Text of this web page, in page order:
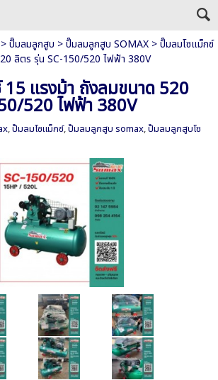
>ปั๊มลมลูกสูบ >ปั๊มลมลูกสูบ SOMAX>ปั๊มลมโซแม็กซ์
ลิตร รุ่น SC-150/520 ไฟฟ้า 380V
แรงม้า ถังลมขนาด 520
520 ไฟฟ้า 380V
,ปั๊มลมโซแม็กซ์,ปั๊มลมลูกสูบ somax,ปั๊มลมลูกสูบโซ